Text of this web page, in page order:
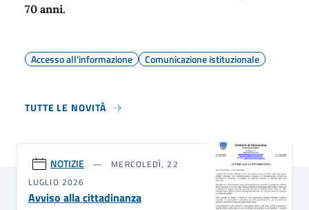
70 anni.
Accesso all'informazione Comunicazione istituzionale
TUTTE LE NOVITÀ
NOTIZIE
MERCOLEDÌ, 22
LUGLIO 2026
Avviso alla cittadinanza